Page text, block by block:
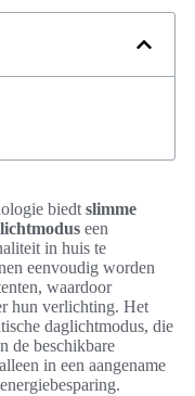
biedt slimme
een
in huis te
eenvoudig worden
waardoor
hun verlichting. Het
daglichtmodus, die
de beschikbare
in een aangename